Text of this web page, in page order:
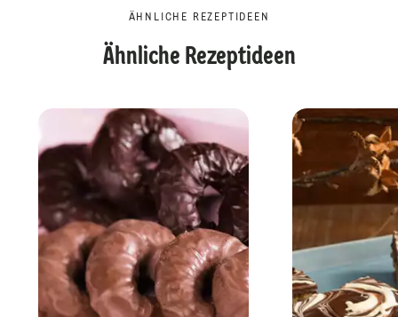
ÄHNLICHE REZEPTIDEEN
Ähnliche Rezeptideen